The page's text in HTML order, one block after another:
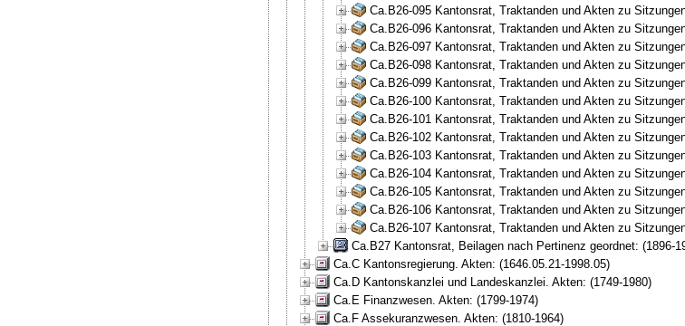
Ca.B26-095 Kantonsrat, Traktanden und Akten zu
Ca.B26-096 Kantonsrat, Traktanden und Akten zu
Ca.B26-097 Kantonsrat, Traktanden und Akten zu
Ca.B26-098 Kantonsrat, Traktanden und Akten zu
Ca.B26-099 Kantonsrat, Traktanden und Akten zu
Ca.B26-100 Kantonsrat, Traktanden und Akten zu
Ca.B26-101 Kantonsrat, Traktanden und Akten zu
Ca.B26-102 Kantonsrat, Traktanden und Akten zu
Ca.B26-103 Kantonsrat, Traktanden und Akten zu
Ca.B26-104 Kantonsrat, Traktanden und Akten zu
Ca.B26-105 Kantonsrat, Traktanden und Akten zu
Ca.B26-106 Kantonsrat, Traktanden und Akten zu
Ca.B26-107 Kantonsrat, Traktanden und Akten zu
Ca.B27 Kantonsrat, Beilagen nach Pertinenz geordnet: (1896-
Ca.C Kantonsregierung. Akten: (1646.05.21-1998.05)
Ca.D Kantonskanzlei und Landeskanzlei. Akten: (1749-1980)
Ca.E Finanzwesen. Akten: (1799-1974)
Ca.F Assekuranzwesen. Akten: (1810-1964)